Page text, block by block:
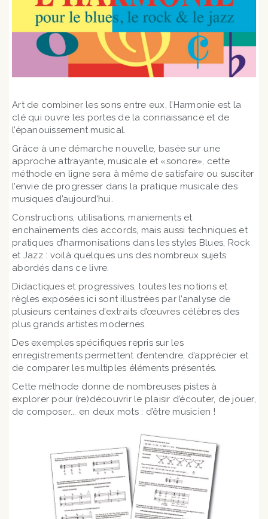
Art de combiner les sons entre eux, l’Harmonie est la
clé qui ouvre les portes de la connaissance et de
l’épanouissement musical.
Grâce à une démarche nouvelle, basée sur une
approche attrayante, musicale et «sonore», cette
méthode en ligne sera à même de satisfaire ou susciter
l’envie de progresser dans la pratique musicale des
musiques d’aujourd’hui.
Constructions, utilisations, maniements et
enchaînements des accords, mais aussi techniques et
pratiques d’harmonisations dans les styles Blues, Rock
et Jazz : voilà quelques uns des nombreux sujets
abordés dans ce livre.
Didactiques et progressives, toutes les notions et
règles exposées ici sont illustrées par l’analyse de
plusieurs centaines d’extraits d’œuvres célèbres des
plus grands artistes modernes.
Des exemples spécifiques repris sur les
enregistrements permettent d’entendre, d’apprécier et
de comparer les multiples éléments présentés.
Cette méthode donne de nombreuses pistes à
explorer pour (re)découvrir le plaisir d’écouter, de jouer,
de composer... en deux mots : d’être musicien !